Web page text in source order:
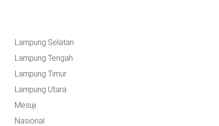
Lampung Selatan
Lampung Tengah
Lampung Timur
Lampung Utara
Mesuji
Nasional